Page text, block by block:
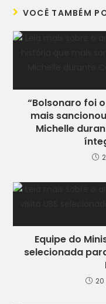
VOCÊ TAMBÉM
“Bolsonaro foi
mais
Michelle
Equipe do
selecionada